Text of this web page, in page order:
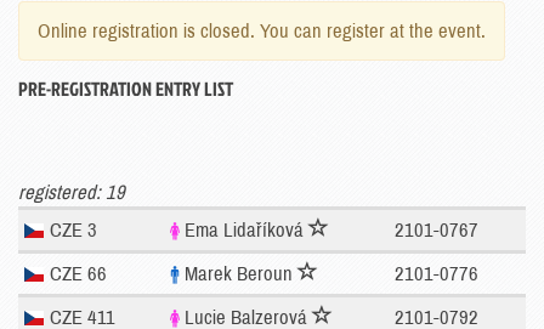
Online registration is closed. You can register at the event.
PRE-REGISTRATION ENTRY LIST
registered: 19
CZE 3
Ema Lidaříková 2101-0767
CZE 66 Marek Beroun 2101-0776
CZE 411 Lucie Balzerová 2101-0792